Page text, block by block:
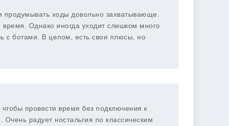
ходы довольно захватывающе.
время. Однако иногда уходит слишком много
с ботами. В целом, есть свои плюсы, но
провести время без подключения к
радует ностальгия по классическим